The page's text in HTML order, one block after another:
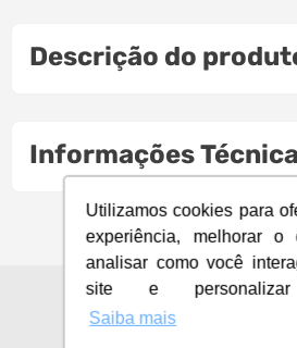
Utilizamos cookies para
experiência, melhorar o
analisar como você
site e personalizar
Saiba mais
Descrição do
Informações
CENTRAL DE